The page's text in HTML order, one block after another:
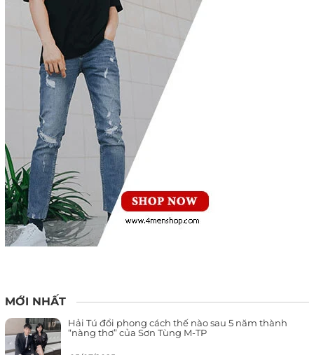
MỚI NHẤT
Hải Tú đổi phong cách thế nào sau 5 năm thành
“nàng thơ” của Sơn Tùng M-TP